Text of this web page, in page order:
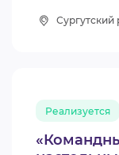
Сургутский
Реализуется